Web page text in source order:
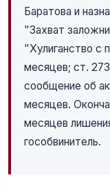
Баратова и
"Захват
"Хулиганство с
месяцев; ст.
сообщение об
месяцев.
месяцев
гособвинитель.